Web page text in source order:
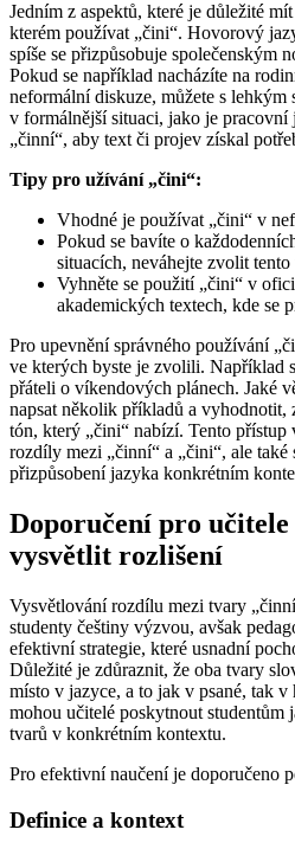
Jedním z aspektů, které je důležité
kterém používat „čini“. Hovorový
spíše se přizpůsobuje společenským
Pokud se například nacházíte na
neformální diskuze, můžete s lehkým
v formálnější situaci, jako je
„činní“, aby text či projev získal
Tipy pro užívání „čini“:
Vhodné je používat „čini“ v
Pokud se bavíte o
situacích, neváhejte zvolit tento
Vyhněte se použití „čini“ v
akademických textech, kde se
Pro upevnění správného používání
ve kterých byste je zvolili. Například
přáteli o víkendových plánech. Jaké
napsat několik příkladů a
tón, který „čini“ nabízí. Tento přístup
rozdíly mezi „činní“ a „čini“, ale
přizpůsobení jazyka konkrétním
Doporučení pro
vysvětlit rozlišení
Vysvětlování rozdílu mezi tvary
studenty češtiny výzvou, avšak
efektivní strategie, které usnadní
Důležité je zdůraznit, že oba tvary
místo v jazyce, a to jak v psané, tak v
mohou učitelé poskytnout studentům
tvarů v konkrétním kontextu.
Pro efektivní naučení je doporučeno
Definice a kontext